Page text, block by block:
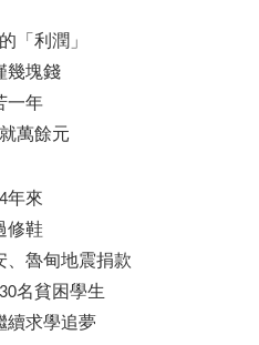
「利潤」
幾塊錢
一年
萬餘元
年來
修鞋
、魯甸地震捐款
名貧困學生
續求學追夢